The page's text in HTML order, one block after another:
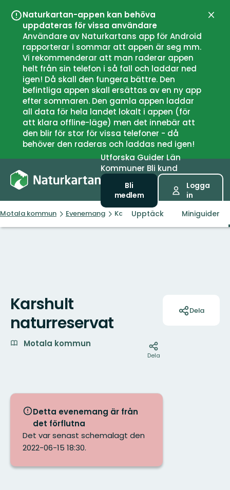
Naturkartan-appen kan behöva
uppdateras för vissa användare
Användare av Naturkartans app för Android
rapporterar i sommar att appen är seg mm.
Vi rekommenderar att man raderar appen
helt från sin telefon i så fall och laddar ned
igen! Då skall den fungera bättre. Den
befintliga appen skall ersättas av en ny app
efter sommaren. Den gamla appen laddar
all data för hela landet lokalt i appen (för
att klara offline-läge) men det innebär att
den blir för stor för vissa telefoner - då
behöver den raderas och laddas ned igen!
UtforskaGuiderLän
Kommuner Bli kund
Bli
medlem
Logga
in
Motala kommun Evenemang Karshult naturreservat
Upptäck Miniguider
Karshult
naturreservat
Motala kommun
Dela
Detta evenemang är från
det förflutna
Det var senast schemalagt den
2022-06-15 18:30.
Dela